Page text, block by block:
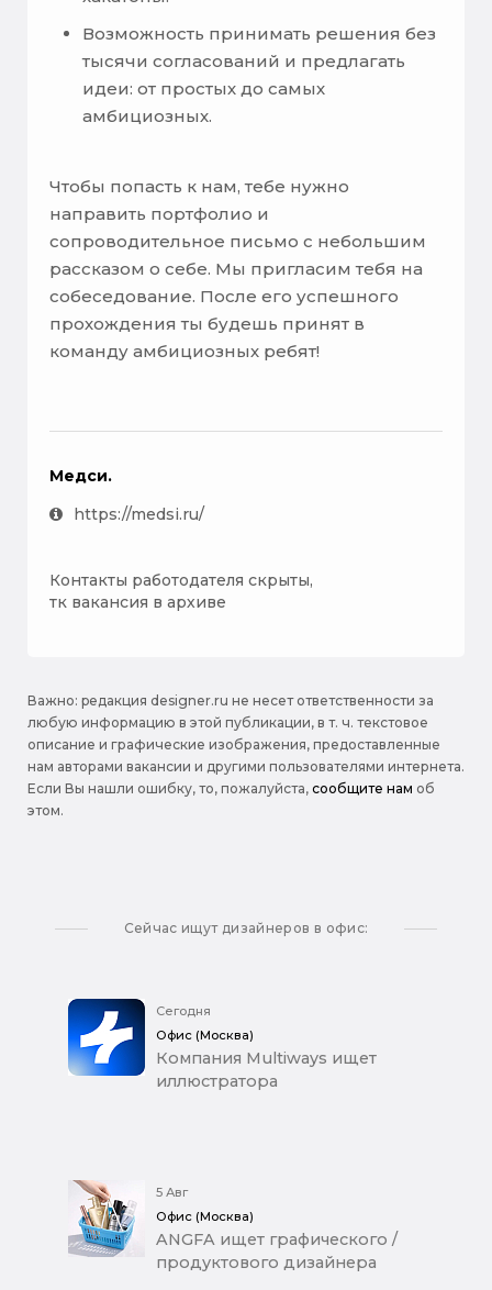
Возможность принимать решения без
тысячи согласований и предлагать
идеи: от простых до самых
амбициозных.
Чтобы попасть к нам, тебе нужно
направить портфолио и
сопроводительное письмо с небольшим
рассказом о себе. Мы пригласим тебя на
собеседование. После его успешного
прохождения ты будешь принят в
команду амбициозных ребят!
Медси.
https://medsi.ru/
Контакты работодателя скрыты,
тк вакансия в архиве
Важно: pедакция designer.ru не несет ответственности за
любую информацию в этой публикации, в т. ч. текстовое
описание и графические изображения, предоставленные
нам авторами вакансии и другими пользователями интернета.
Если Вы нашли ошибку, то, пожалуйста, сообщите нам об
этом.
Сейчас ищут дизайнеров в офис:
Сегодня
Офис (Москва)
Компания Multiways ищет
иллюстратора
5 Авг
Офис (Москва)
ANGFA ищет графического /
продуктового дизайнера